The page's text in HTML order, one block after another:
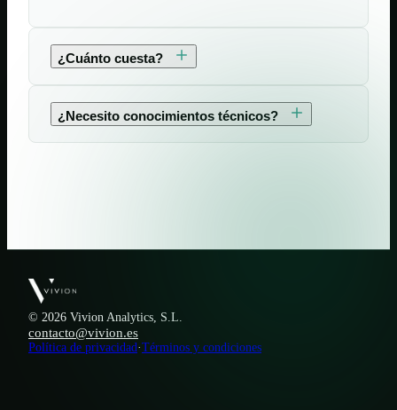
¿Cuánto cuesta?
¿Necesito conocimientos técnicos?
© 2026 Vivion Analytics, S.L.
contacto@vivion.es
Política de privacidad·Términos y condiciones